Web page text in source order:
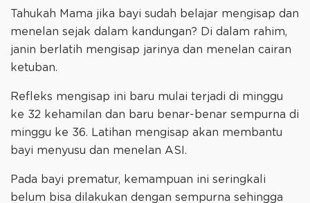
Tahukah Mama jika bayi sudah belajar mengisap dan
menelan sejak dalam kandungan? Di dalam rahim,
janin berlatih mengisap jarinya dan menelan cairan
ketuban.
Refleks mengisap ini baru mulai terjadi di minggu
ke 32 kehamilan dan baru benar-benar sempurna di
minggu ke 36. Latihan mengisap akan membantu
bayi menyusu dan menelan ASI.
Pada bayi prematur, kemampuan ini seringkali
belum bisa dilakukan dengan sempurna sehingga